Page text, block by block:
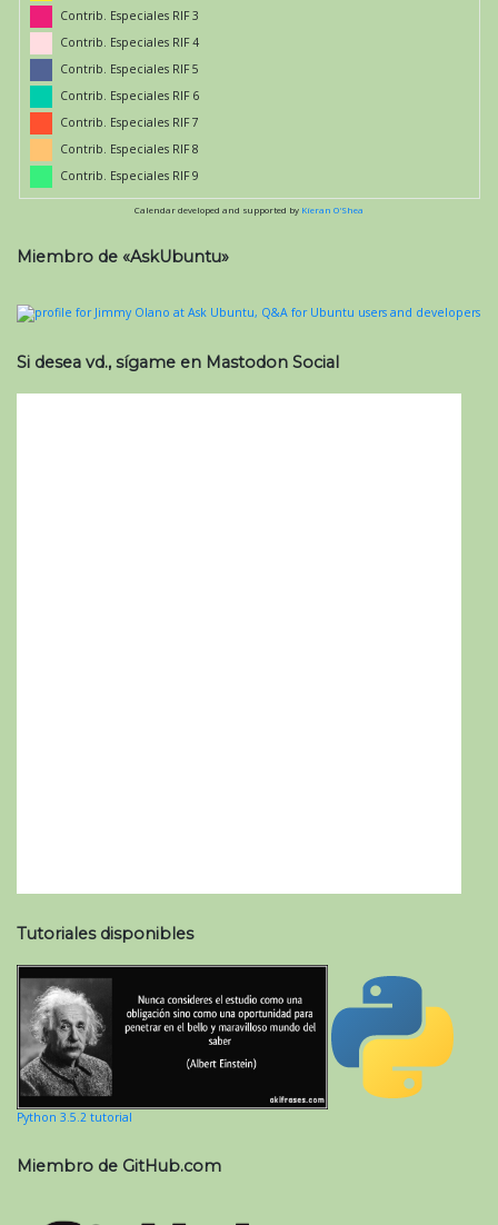
Contrib. Especiales RIF 3
Contrib. Especiales RIF 4
Contrib. Especiales RIF 5
Contrib. Especiales RIF 6
Contrib. Especiales RIF 7
Contrib. Especiales RIF 8
Contrib. Especiales RIF 9
Calendar developed and supported by Kieran O'Shea
Miembro de «AskUbuntu»
Si desea vd., sígame en Mastodon Social
Tutoriales disponibles
Python 3.5.2 tutorial
Miembro de GitHub.com